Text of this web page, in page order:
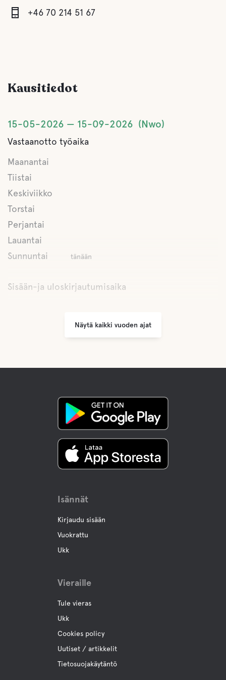
Kalastus
+46 70 214 51 67
Kausitiedot
15-05-2026 15-09-2026 Nwo
Vastaanotto työaika
Maanantai
Tiistai
Keskiviikko
Torstai
Perjantai
Lauantai
Sunnuntai
tänään
Sisään-ja uloskirjautumisaika
Näytä kaikki vuoden ajat
Isännät
Kirjaudu sisään
Vuokrattu
Ukk
Vieraille
Tule vieras
Ukk
Cookies policy
Uutiset / artikkelit
Tietosuojakäytäntö